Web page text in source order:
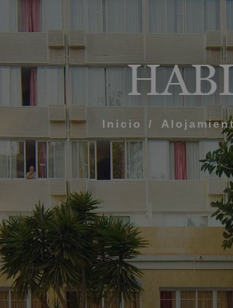
llamaremos lo
NOMBRE
MENSAJE
TELÉFONO
HORARIO PREFERIDO PARA QUE TE
Inicio